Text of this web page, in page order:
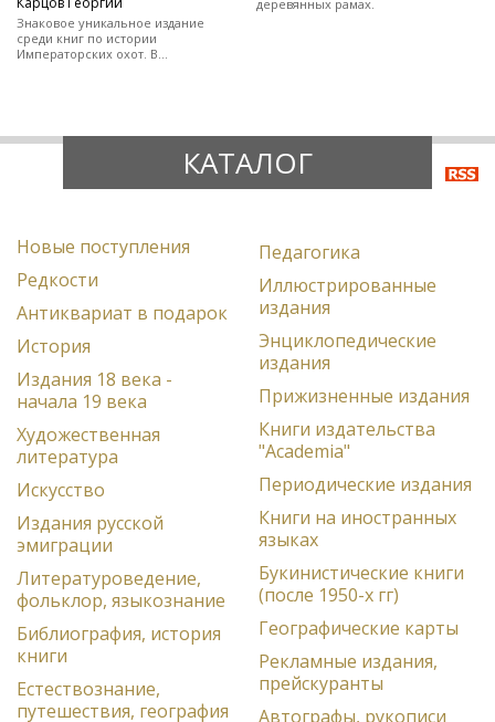
Знаковое уникальное издание
среди книг по истории
Императорских охот. В
деревянных рамах.
КАТАЛОГ
Новые поступления
Редкости
Антиквариат в подарок
История
Издания 18 века -
начала 19 века
Художественная
литература
Искусство
Издания русской
эмиграции
Литературоведение,
фольклор, языкознание
Библиография, история
книги
Естествознание,
путешествия, география
Педагогика
Иллюстрированные
издания
Энциклопедические
издания
Прижизненные издания
Книги издательства
"Academia"
Периодические издания
Книги на иностранных
языках
Букинистические книги
(после 1950-х гг)
Географические карты
Рекламные издания,
прейскуранты
Автографы, рукописи